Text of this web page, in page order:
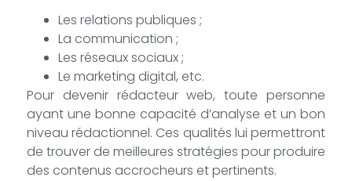
Les relations publiques ;
La communication ;
Les réseaux sociaux ;
Le marketing digital, etc.
Pour devenir rédacteur web, toute personne
ayant une bonne capacité d’analyse et un bon
niveau rédactionnel. Ces qualités lui permettront
de trouver de meilleures stratégies pour produire
des contenus accrocheurs et pertinents.